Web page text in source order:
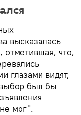
высказалась
что,
глазами видят,
был бы
мог".